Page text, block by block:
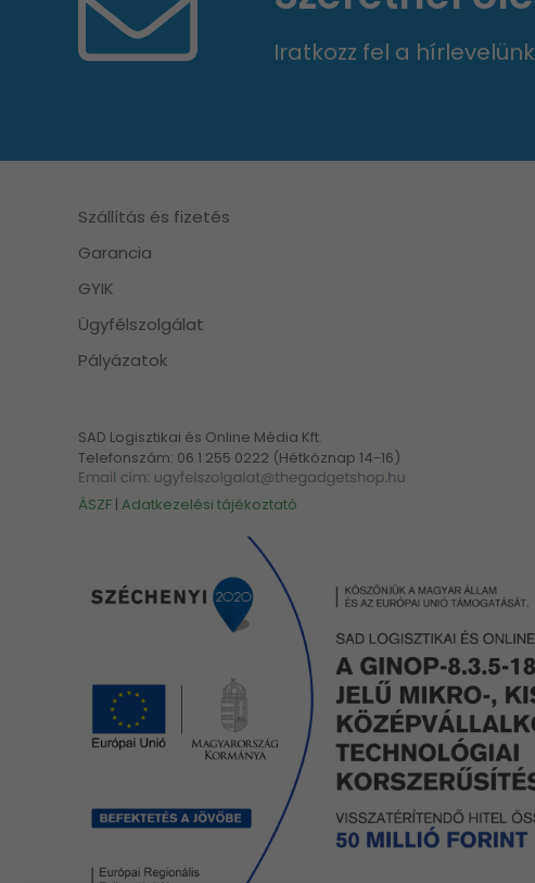
Iratkozz fel a
Szállítás és fizetés
Garancia
GYIK
Ügyfélszolgálat
Pályázatok
SAD Logisztikai és Online Média Kft.
Telefonszám: 06 1 255 0222 (Hétköznap 14-16)
ÁSZF | Adatkezelési tájékoztató